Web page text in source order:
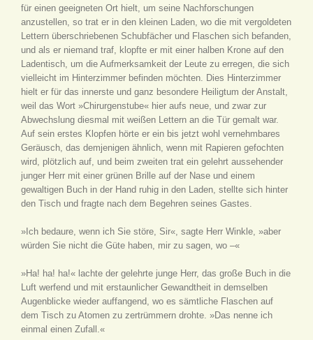
für einen geeigneten Ort hielt, um seine Nachforschungen
anzustellen, so trat er in den kleinen Laden, wo die mit vergoldeten
Lettern überschriebenen Schubfächer und Flaschen sich befanden,
und als er niemand traf, klopfte er mit einer halben Krone auf den
Ladentisch, um die Aufmerksamkeit der Leute zu erregen, die sich
vielleicht im Hinterzimmer befinden möchten. Dies Hinterzimmer
hielt er für das innerste und ganz besondere Heiligtum der Anstalt,
weil das Wort »Chirurgenstube« hier aufs neue, und zwar zur
Abwechslung diesmal mit weißen Lettern an die Tür gemalt war.
Auf sein erstes Klopfen hörte er ein bis jetzt wohl vernehmbares
Geräusch, das demjenigen ähnlich, wenn mit Rapieren gefochten
wird, plötzlich auf, und beim zweiten trat ein gelehrt aussehender
junger Herr mit einer grünen Brille auf der Nase und einem
gewaltigen Buch in der Hand ruhig in den Laden, stellte sich hinter
den Tisch und fragte nach dem Begehren seines Gastes.
»Ich bedaure, wenn ich Sie störe, Sir«, sagte Herr Winkle, »aber
würden Sie nicht die Güte haben, mir zu sagen, wo –«
»Ha! ha! ha!« lachte der gelehrte junge Herr, das große Buch in die
Luft werfend und mit erstaunlicher Gewandtheit in demselben
Augenblicke wieder auffangend, wo es sämtliche Flaschen auf
dem Tisch zu Atomen zu zertrümmern drohte. »Das nenne ich
einmal einen Zufall.«